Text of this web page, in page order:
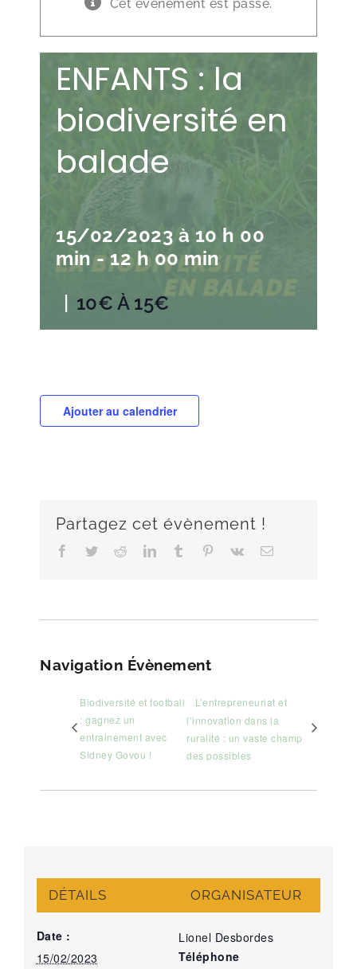
Cet évènement est passé.
🛠️ ATELIER
ENFANTS : la
biodiversité en
balade
15/02/2023 à 10 h 00
min- 12 h 00 min
10€ À 15€
Ajouter au calendrier
Partagez cet évènement !
Facebook
TwitterRedditLinkedInTumblr Pinterest
Vk Email
Navigation Évènement
Biodiversité et football
: gagnez un
entrainement avec
Sidney Govou !
L’entrepreneuriat et
l’innovation dans la
ruralité : un vaste champ
des possibles
DÉTAILS
Date :
15/02/2023
ORGANISATEUR
Lionel Desbordes
Téléphone